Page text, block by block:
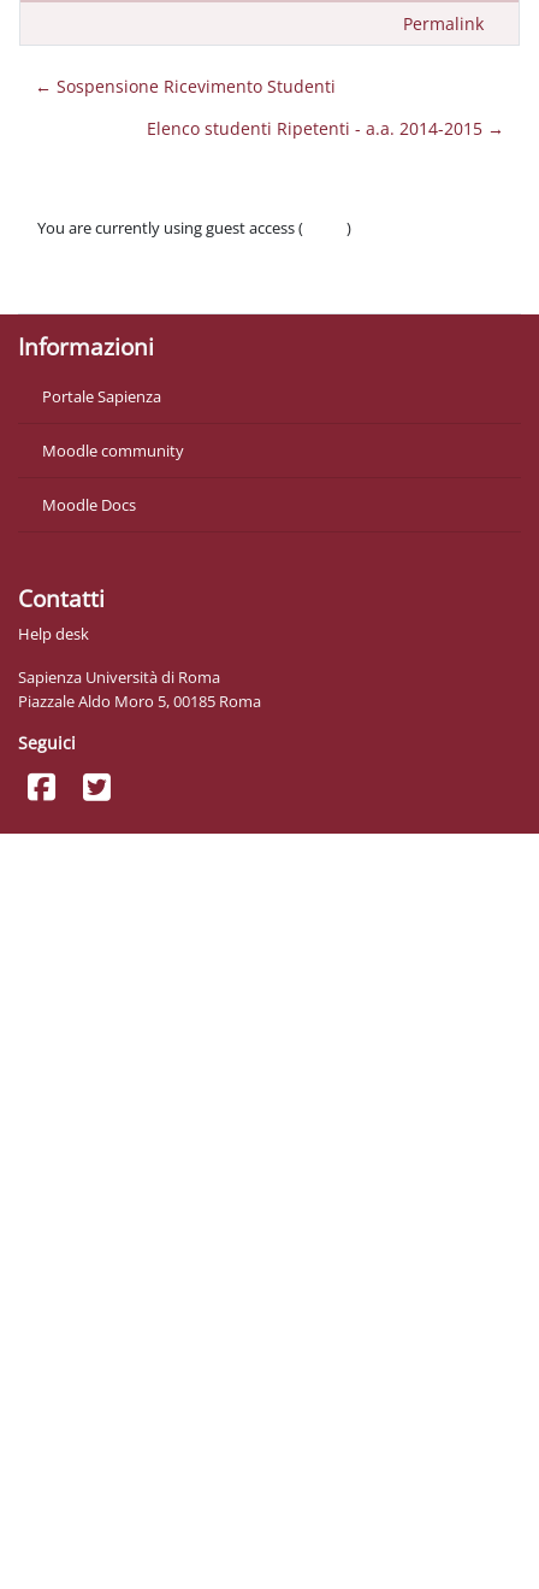
Permalink
← Sospensione Ricevimento Studenti
Elenco studenti Ripetenti - a.a. 2014-2015 →
You are currently using guest access (
)
Informazioni
Portale Sapienza
Moodle community
Moodle Docs
Contatti
Help desk
Sapienza Università di Roma
Piazzale Aldo Moro 5, 00185 Roma
Seguici